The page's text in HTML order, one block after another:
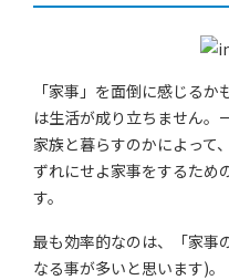
「家事」を面倒に感じる
は生活が成り立ちません。
家族と暮らすのかによって
ずれにせよ家事をするため
す。
最も効率的なのは、「家事
なる事が多いと思います)